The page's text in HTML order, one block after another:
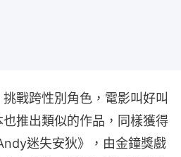
戰跨性別角色，電影叫好叫
推出類似的作品，同樣獲得
迷失安狄》，由金鐘獎戲